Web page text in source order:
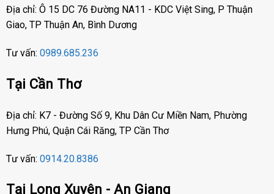
Địa chỉ: Ô 15 DC 76 Đường NA11 - KDC Việt Sing, P Thuận
Giao, TP Thuận An, Bình Dương
Tư vấn: 0989.685.236
Tại Cần Thơ
Địa chỉ: K7 - Đường Số 9, Khu Dân Cư Miền Nam, Phường
Hưng Phú, Quận Cái Răng, TP Cần Thơ
Tư vấn: 0914.20.8386
Tại Long Xuyên - An Giang